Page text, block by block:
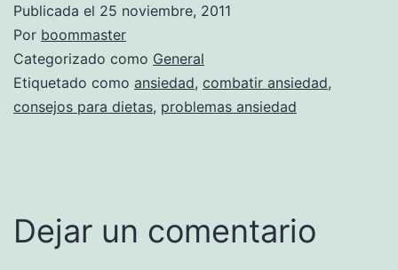
Publicada el 25 noviembre, 2011
Por boommaster
Categorizado como General
Etiquetado como ansiedad, combatir ansiedad,
consejos para dietas, problemas ansiedad
Dejar un comentario